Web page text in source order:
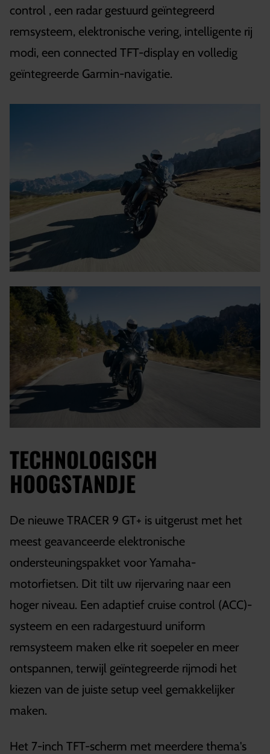
control , een radar gestuurd geïntegreerd
remsysteem, elektronische vering, intelligente rij
modi, een connected TFT-display en volledig
geïntegreerde Garmin-navigatie.
TECHNOLOGISCH
HOOGSTANDJE
De nieuwe TRACER 9 GT+ is uitgerust met het
meest geavanceerde elektronische
ondersteuningspakket voor Yamaha-
motorfietsen. Dit tilt uw rijervaring naar een
hoger niveau. Een adaptief cruise control (ACC)-
systeem en een radargestuurd uniform
remsysteem maken elke rit soepeler en meer
ontspannen, terwijl geïntegreerde rijmodi het
kiezen van de juiste setup veel gemakkelijker
maken.
Het 7-inch TFT-scherm met meerdere thema's